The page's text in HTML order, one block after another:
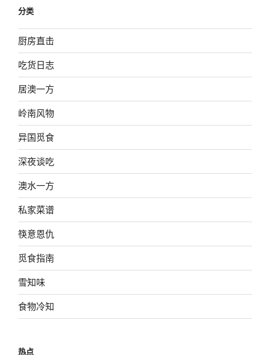
分类
厨房直击
吃货日志
居澳一方
岭南风物
异国觅食
深夜谈吃
澳水一方
私家菜谱
筷意恩仇
觅食指南
雪知味
食物冷知
热点